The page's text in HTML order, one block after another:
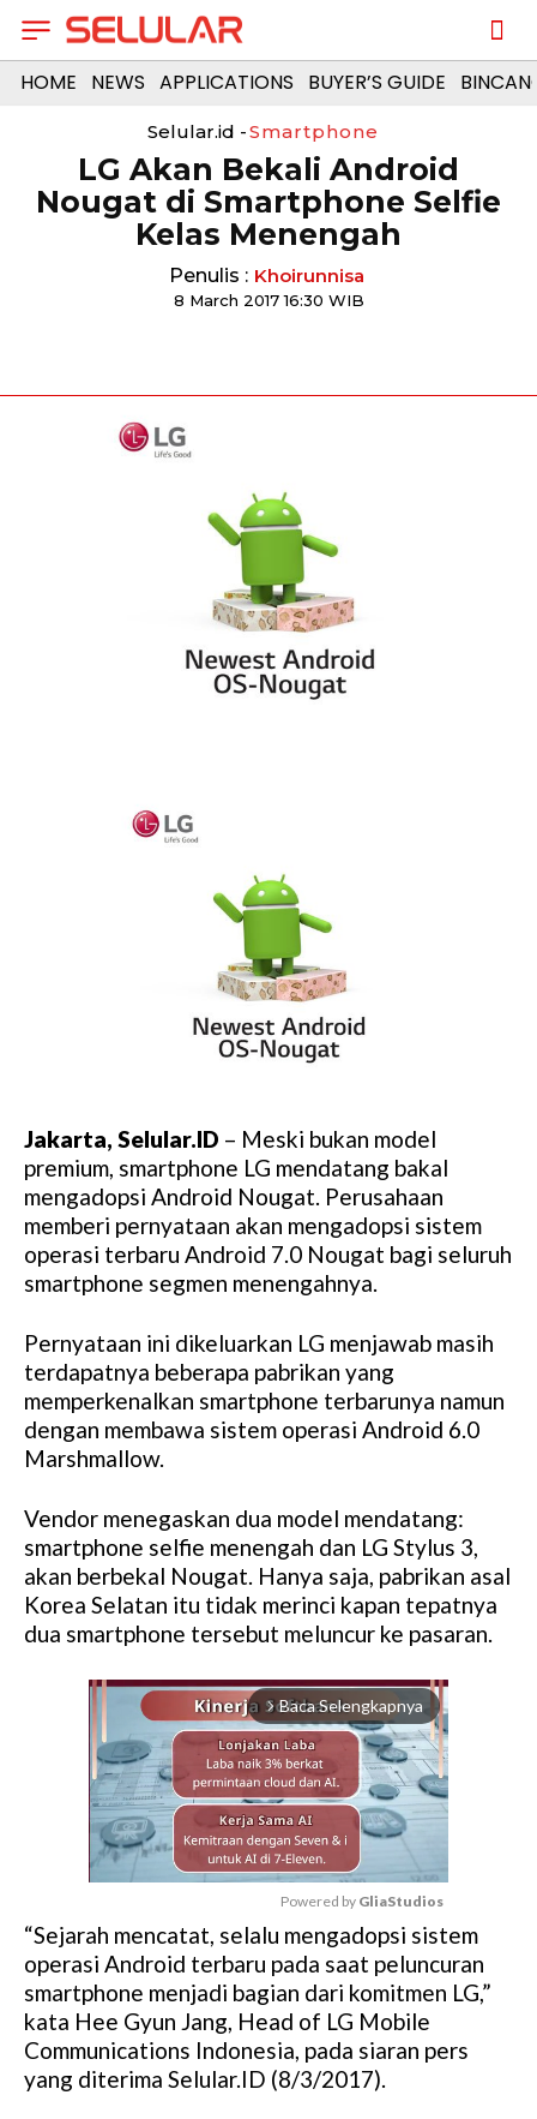
HOME NEWS APPLICATIONS BUYER’S GUIDE
Selular.id -Smartphone
LG Akan Bekali Android
Nougat di Smartphone Selfie
Kelas Menengah
Penulis : Khoirunnisa
8 March 2017 16:30 WIB
Jakarta, Selular.ID – Meski bukan model
premium, smartphone LG mendatang bakal
mengadopsi Android Nougat. Perusahaan
memberi pernyataan akan mengadopsi sistem
operasi terbaru Android 7.0 Nougat bagi seluruh
smartphone segmen menengahnya.
Pernyataan ini dikeluarkan LG menjawab masih
terdapatnya beberapa pabrikan yang
memperkenalkan smartphone terbarunya namun
dengan membawa sistem operasi Android 6.0
Marshmallow.
Vendor menegaskan dua model mendatang:
smartphone selfie menengah dan LG Stylus 3,
akan berbekal Nougat. Hanya saja, pabrikan asal
Korea Selatan itu tidak merinci kapan tepatnya
dua smartphone tersebut meluncur ke pasaran.
arrow_forward_ios Baca Selengkapnya
M
u
t
e
Powered by GliaStudios
“Sejarah mencatat, selalu mengadopsi sistem
operasi Android terbaru pada saat peluncuran
smartphone menjadi bagian dari komitmen LG,”
kata Hee Gyun Jang, Head of LG Mobile
Communications Indonesia, pada siaran pers
yang diterima Selular.ID (8/3/2017).